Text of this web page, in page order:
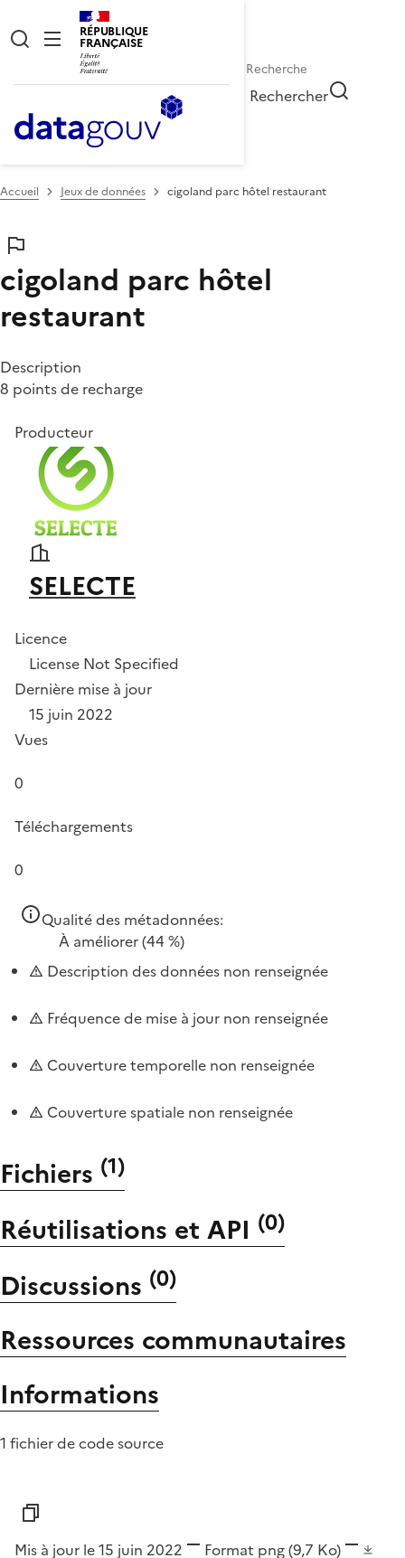
RÉPUBLIQUE
FRANÇAISE
Rechercher
Accueil Jeux de données cigoland parc hôtel restaurant
cigoland parc hôtel
restaurant
Description
8 points de recharge
Producteur
SELECTE
Licence
License Not Specified
Dernière mise à jour
15 juin 2022
Vues
0
Téléchargements
0
Qualité des métadonnées:
À améliorer(44 %)
Description des données non renseignée
Fréquence de mise à jour non renseignée
Couverture temporelle non renseignée
Couverture spatiale non renseignée
Fichiers (1)
Réutilisations et API (0)
Discussions (0)
Ressources communautaires
Informations
1 fichier de code source
Mis à jour le 15 juin 2022 Format png(9,7 Ko)